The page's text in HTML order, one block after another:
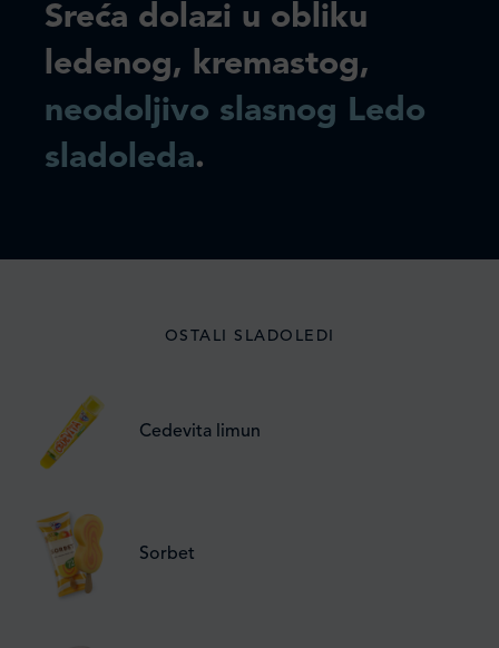
Sreća dolazi u obliku
ledenog, kremastog,
neodoljivo slasnog Ledo
sladoleda.
OSTALI SLADOLEDI
Cedevita limun
Sorbet